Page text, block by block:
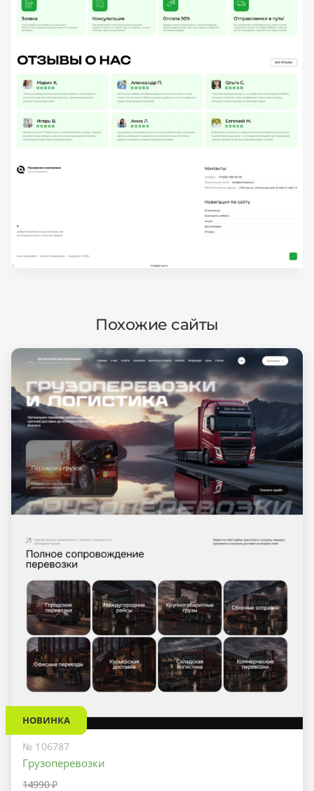
Похожие сайты
НОВИНКА
№ 106787
Грузоперевозки
14990 ₽